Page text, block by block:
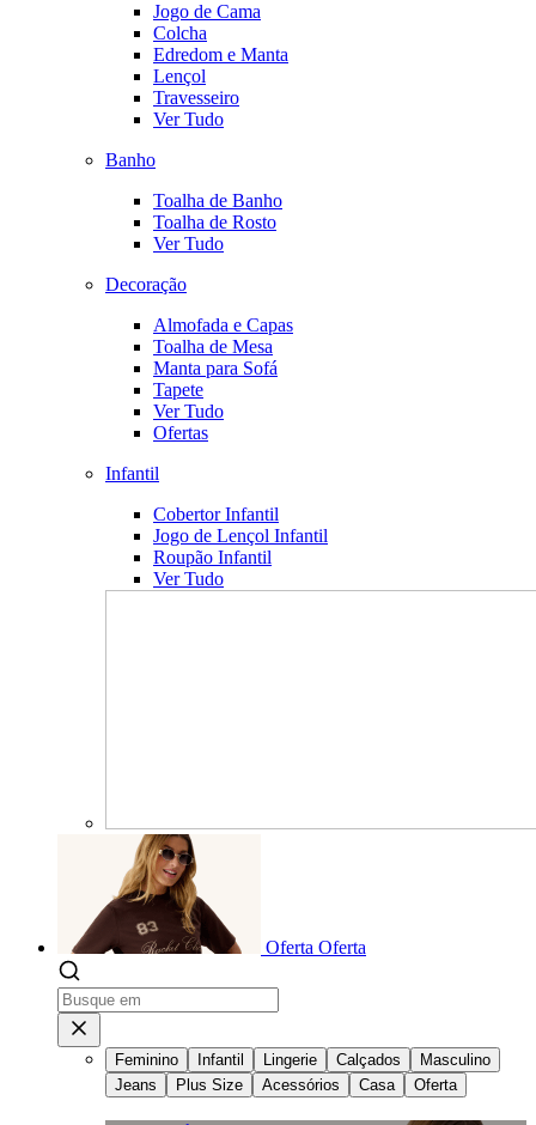
Jogo de Cama
Colcha
Edredom e Manta
Lençol
Travesseiro
Ver Tudo
Banho
Toalha de Banho
Toalha de Rosto
Ver Tudo
Decoração
Almofada e Capas
Toalha de Mesa
Manta para Sofá
Tapete
Ver Tudo
Ofertas
Infantil
Cobertor Infantil
Jogo de Lençol Infantil
Roupão Infantil
Ver Tudo
Oferta Oferta
Feminino Infantil Lingerie Calçados
Masculino
Jeans
Plus Size Acessórios Casa Oferta